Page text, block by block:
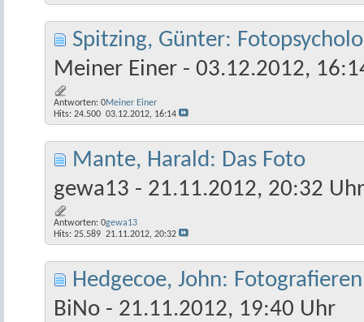
Spitzing, Günter:
Meiner Einer - 03.12.2012,
Antworten: 0
Hits: 24.500
Meiner Einer
03.12.2012, 16:14
Mante, Harald: Das Foto
gewa13 - 21.11.2012, 20:32 Uhr
Antworten: 0
Hits: 25.589
gewa13
21.11.2012, 20:32
Hedgecoe, John: Fotografieren
BiNo - 21.11.2012, 19:40 Uhr